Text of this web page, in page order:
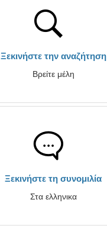
Ξεκινήστε την αναζήτηση
Βρείτε μέλη
Ξεκινήστε τη συνομιλία
Στα ελληνικα